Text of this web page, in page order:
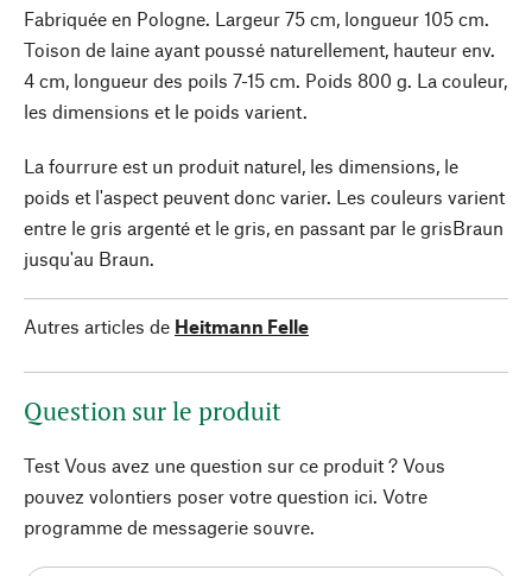
Fabriquée en Pologne. Largeur 75 cm, longueur 105 cm.
Toison de laine ayant poussé naturellement, hauteur env.
4 cm, longueur des poils 7-15 cm. Poids 800 g. La couleur,
les dimensions et le poids varient.
La fourrure est un produit naturel, les dimensions, le
poids et l'aspect peuvent donc varier. Les couleurs varient
entre le gris argenté et le gris, en passant par le grisBraun
jusqu'au Braun.
Autres articles de Heitmann Felle
Question sur le produit
Test Vous avez une question sur ce produit ? Vous
pouvez volontiers poser votre question ici. Votre
programme de messagerie souvre.